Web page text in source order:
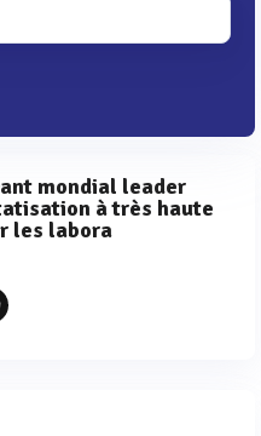
mondial leader
à très haute
les labora